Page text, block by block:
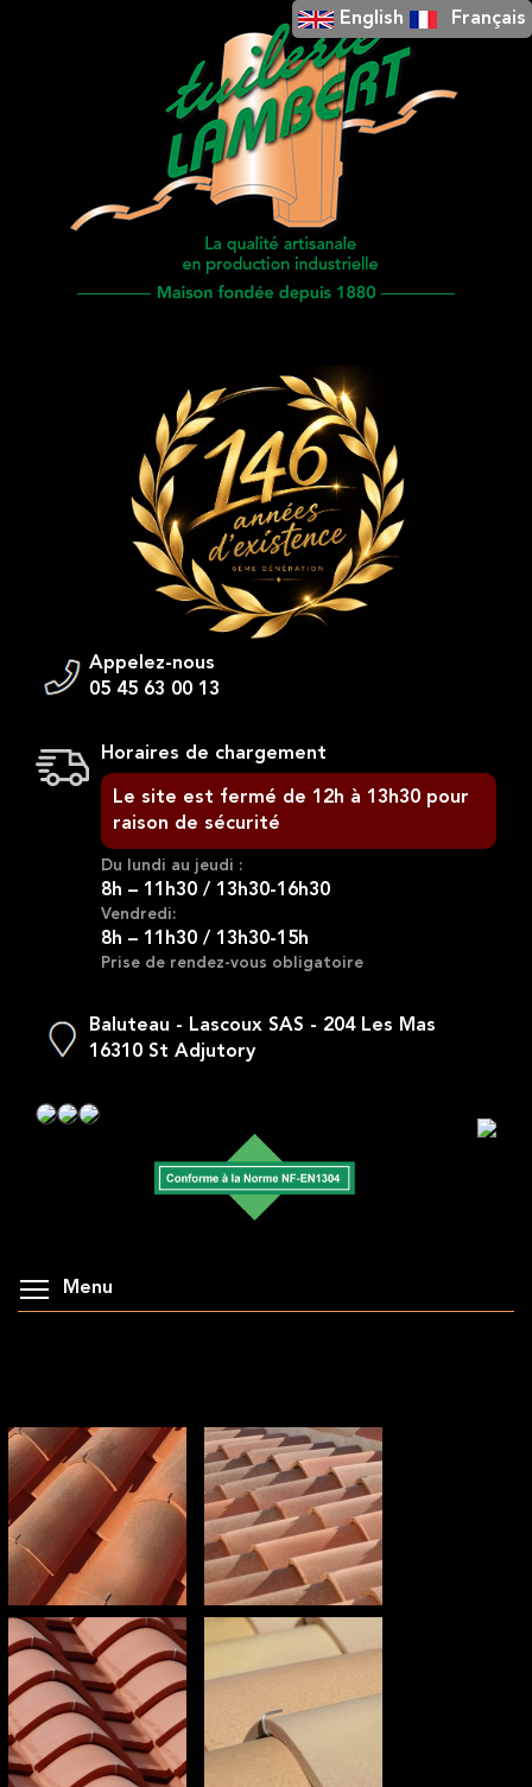
Appelez-nous
05 45 63 00 13
Horaires de chargement
Le site est fermé de 12h à 13h30 pour
raison de sécurité
Du lundi au jeudi :
8h – 11h30 / 13h30-16h30
Vendredi:
8h – 11h30 / 13h30-15h
Prise de rendez-vous obligatoire
Baluteau - Lascoux SAS - 204 Les Mas
16310 St Adjutory
Menu
English Français